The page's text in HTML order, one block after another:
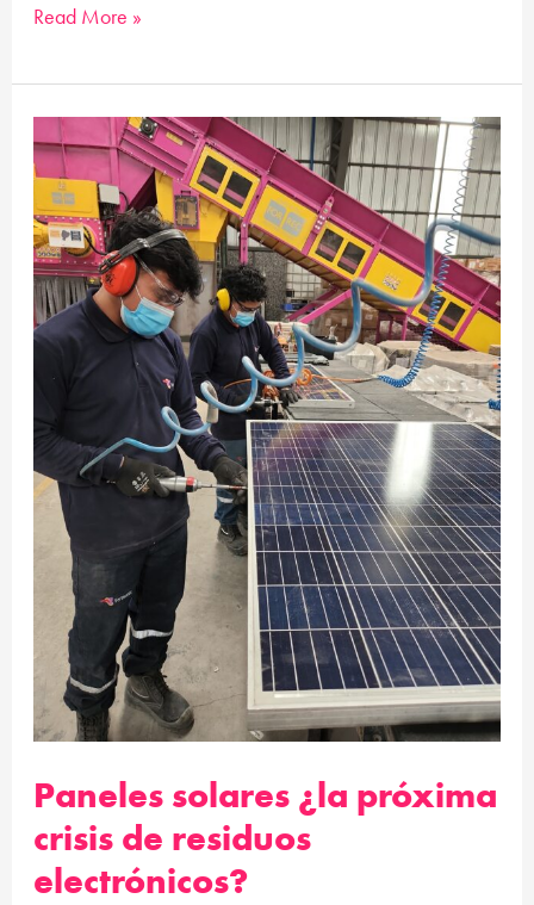
Read More »
Paneles solares ¿la próxima
crisis de residuos
electrónicos?
Paneles
solares
¿la
próxima
crisis
de
residuos
electrónicos?